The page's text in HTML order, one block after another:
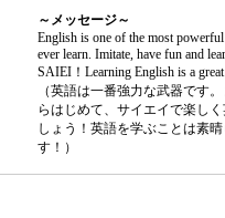
～メッセージ～
English is one of the most
ever learn. Imitate, have fun and
SAIEI！Learning English is a great
（英語は一番強力な武器です
らはじめて、サイエイで楽し
しょう！英語を学ぶことは素
す！）